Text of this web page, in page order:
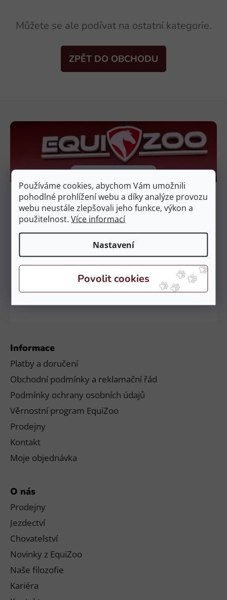
Používáme cookies, abychom Vám umožnili
pohodlné prohlížení webu a díky analýze provozu
webu neustále zlepšovali jeho funkce, výkon a
použitelnost.Více informací
Nastavení
Můžete se ale podívat na ostatní kategorie.
ZPĚT DO OBCHODU
Informace
Platby a doručení
Obchodní podmínky a reklamační řád
Podmínky ochrany osobních údajů
Věrnostní program EquiZoo
Prodejny
Kontakt
Moje objednávka
O nás
Prodejny
Jezdectví
Chovatelství
Novinky z EquiZoo
Naše filozofie
Kariéra
Kamenné prodejny
Prodejna Čestlice
EquiZoo – OC Spektrum
Obchodní 329, 251 01 Čestlice
Prodejna České Budějovice
EquiZoo – Budějovice
Průběžná 2551, 370 04 Č. Budějovice
Otevírací doba: